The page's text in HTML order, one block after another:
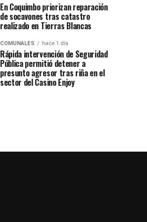
En Coquimbo priorizan reparación
de socavones tras catastro
realizado en Tierras Blancas
COMUNALES hace 1 día
Rápida intervención de Seguridad
Pública permitió detener a
presunto agresor tras riña en el
sector del Casino Enjoy